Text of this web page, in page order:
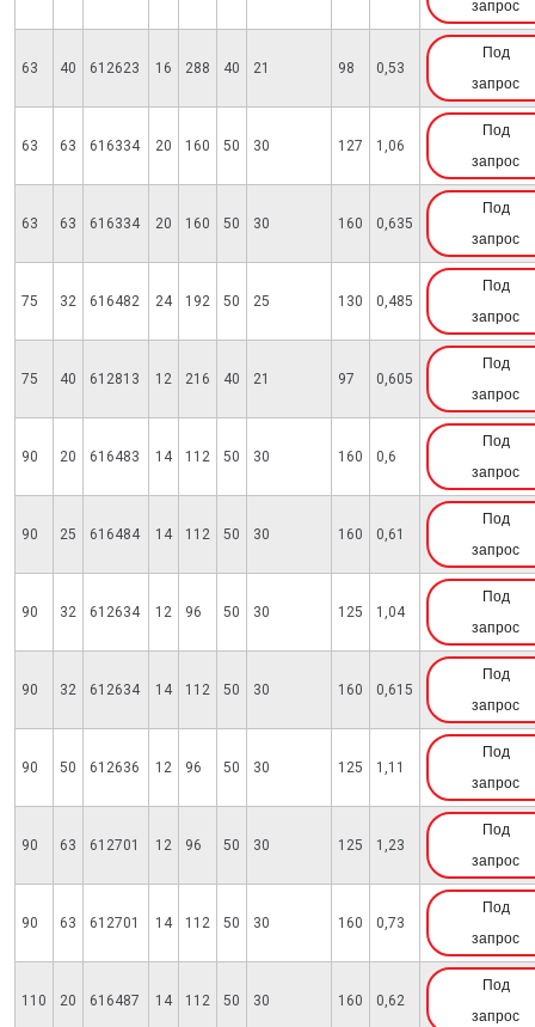
запрос
63 40 612623 16 288 40 21 98 0,53
Под
запрос
63 63 616334 20 160 50 30 127 1,06
Под
запрос
63 63 616334 20 160 50 30 160 0,635
Под
запрос
75 32 616482 24 192 50 25 130 0,485
Под
запрос
75 40 612813 12 216 40 21 97 0,605
Под
запрос
90 20 616483 14 112 50 30 160 0,6
Под
запрос
90 25 616484 14 112 50 30 160 0,61
Под
запрос
90 32 612634 12 96 50 30 125 1,04
Под
запрос
90 32 612634 14 112 50 30 160 0,615
Под
запрос
90 50 612636 12 96 50 30 125 1,11
Под
запрос
90 63 612701 12 96 50 30 125 1,23
Под
запрос
90 63 612701 14 112 50 30 160 0,73
Под
запрос
110 20 616487 14 112 50 30 160 0,62
Под
запрос